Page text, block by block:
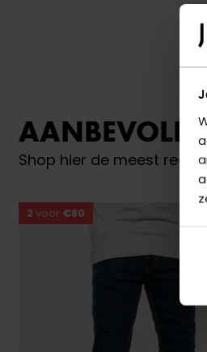
Shop hier de meest
2 voor €80